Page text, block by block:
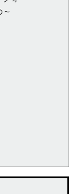
～